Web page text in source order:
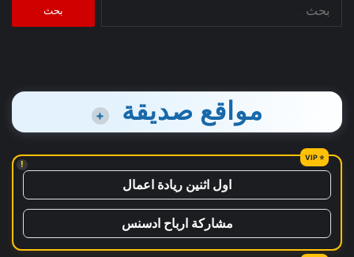
مواقع صديقة +
!
اول اثنين ريادة اعمال
مشاركة ارباح ادسنس